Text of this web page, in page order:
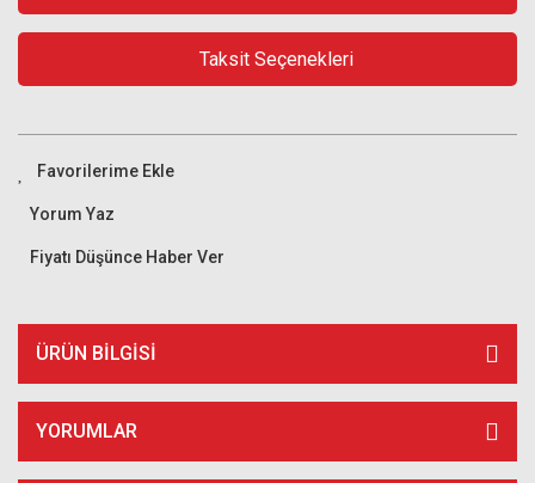
Taksit Seçenekleri
Yorum Yaz
Fiyatı Düşünce Haber Ver
ÜRÜN BILGISI
YORUMLAR